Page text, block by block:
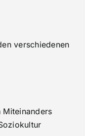
verschiedenen